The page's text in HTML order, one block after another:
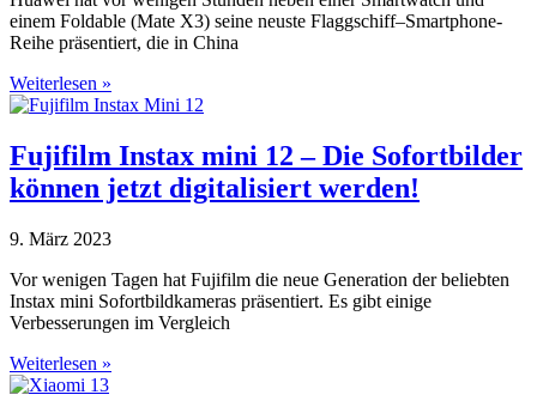
einem Foldable (Mate X3) seine neuste Flaggschiff–Smartphone-
Reihe präsentiert, die in China
Weiterlesen »
Fujifilm Instax mini 12 – Die Sofortbilder
können jetzt digitalisiert werden!
9. März 2023
Vor wenigen Tagen hat Fujifilm die neue Generation der beliebten
Instax mini Sofortbildkameras präsentiert. Es gibt einige
Verbesserungen im Vergleich
Weiterlesen »